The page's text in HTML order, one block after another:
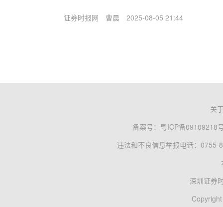
证券时报网 曹晨 2025-08-05 21:44
关
备案号： 粤ICP备09109218
违法和不良信息举报电话：0755-
深圳证券